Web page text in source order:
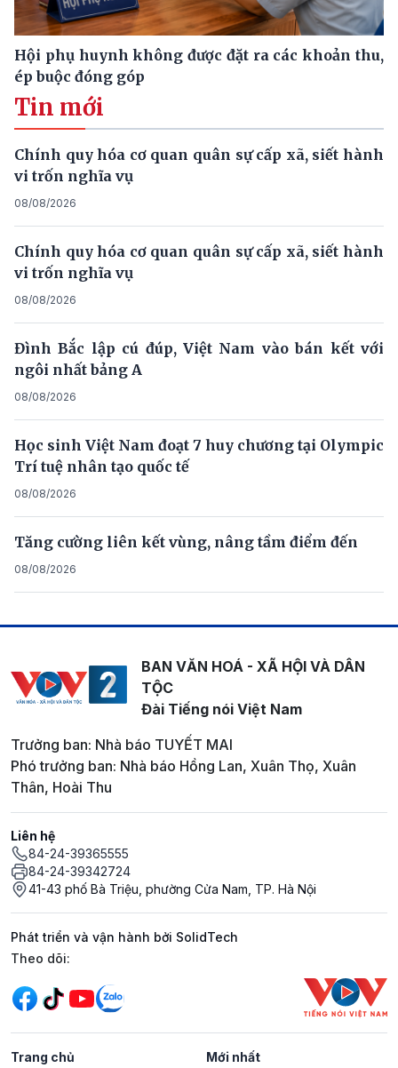
Hội phụ huynh không được đặt ra các khoản thu,
ép buộc đóng góp
Tin mới
Chính quy hóa cơ quan quân sự cấp xã, siết hành
vi trốn nghĩa vụ
08/08/2026
Chính quy hóa cơ quan quân sự cấp xã, siết hành
vi trốn nghĩa vụ
08/08/2026
Đình Bắc lập cú đúp, Việt Nam vào bán kết với
ngôi nhất bảng A
08/08/2026
Học sinh Việt Nam đoạt 7 huy chương tại Olympic
Trí tuệ nhân tạo quốc tế
08/08/2026
Tăng cường liên kết vùng, nâng tầm điểm đến
08/08/2026
BAN VĂN HOÁ - XÃ HỘI VÀ DÂN
TỘC
Đài Tiếng nói Việt Nam
Trưởng ban: Nhà báo TUYẾT MAI
Phó trưởng ban: Nhà báo Hồng Lan, Xuân Thọ, Xuân
Thân, Hoài Thu
Liên hệ
84-24-39365555
84-24-39342724
41-43 phố Bà Triệu, phường Cửa Nam, TP. Hà Nội
Phát triển và vận hành bởi SolidTech
Mạng xã hội
Theo dõi:
Trang chủ Mới nhất